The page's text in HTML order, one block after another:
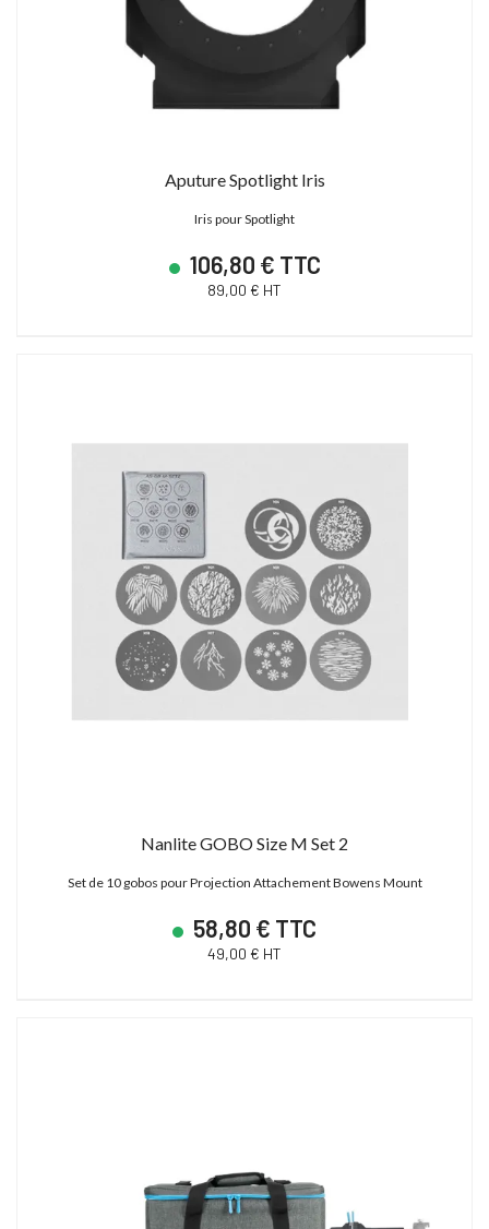
Aputure Spotlight Iris
Iris pour Spotlight
106,80 € TTC
89,00 € HT
Nanlite GOBO Size M Set 2
Set de 10 gobos pour Projection Attachement Bowens Mount
58,80 € TTC
49,00 € HT